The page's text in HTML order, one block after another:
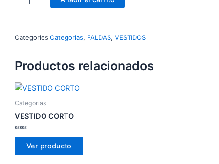
ROSELVA
Categories Categorias, FALDAS, VESTIDOS
Productos relacionados
Categorias
VESTIDO CORTO
Valorado
de
Ver producto